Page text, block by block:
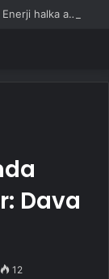
METEN ne zaman işlem görecek? Metgün Enerji halka arz kaç lot verdi?
Dava
12